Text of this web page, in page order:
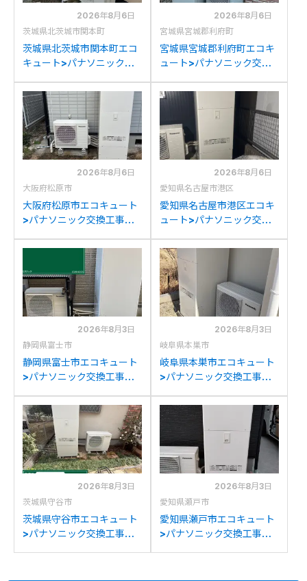
2026年8月6日
茨城県北茨城市関本町
茨城県北茨城市関本町エコ
キュート>パナソニック交
CTU-37D1A10からパナソ
ニックHE-S37LQSへの交
換
2026年8月6日
宮城県宮城郡利府町
宮城県宮城郡利府町エコキ
ュート>パナソニック交換
クHE-37K3XPからパナソ
ニックHE-S37LQSへの交
2026年8月6日
大阪府松原市
大阪府松原市エコキュート
>パナソニック交換工事施
HEK37DXからパナソニッ
クHE-S37LQSへの交換
2026年8月6日
愛知県名古屋市港区
愛知県名古屋市港区エコキ
ュート>パナソニック交換
TU-37KFVからパナソニッ
クHE-S37LQSへの交換
2026年8月3日
静岡県富士市
静岡県富士市エコキュート
>パナソニック交換工事施
TU37DFCVからパナソニ
ックHE-S37LQSへの交換
2026年8月3日
岐阜県本巣市
岐阜県本巣市エコキュート
>パナソニック交換工事施
FBH373CTからパナソニ
ックHE-S37LQSへの交換
2026年8月3日
茨城県守谷市
茨城県守谷市エコキュート
>パナソニック交換工事施
2026年8月3日
愛知県瀬戸市
愛知県瀬戸市エコキュート
>パナソニック交換工事施